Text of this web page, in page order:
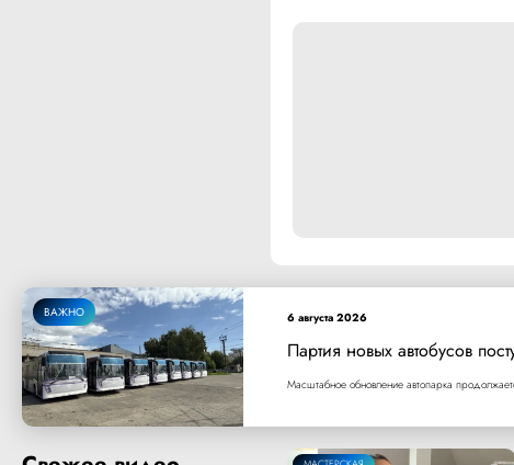
ВАЖНО 6 августа 2026
Партия новых автобусов
Масштабное обновление автопарка